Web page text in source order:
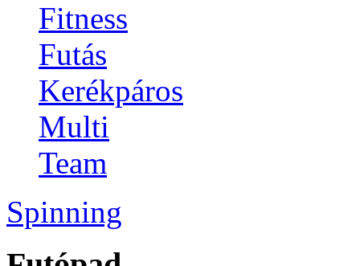
Fitness
Futás
Kerékpáros
Multi
Team
Spinning